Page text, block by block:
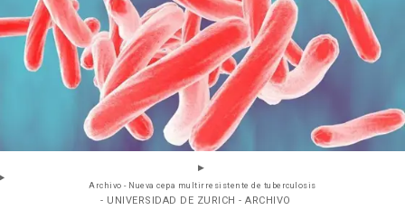
Archivo - Nueva cepa multirresistente de tuberculosis
- UNIVERSIDAD DE ZURICH - ARCHIVO